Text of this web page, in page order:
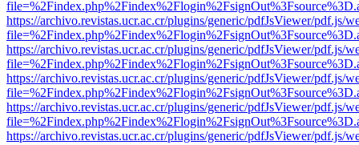
https://archivo.revistas.ucr.ac.cr/plugins/generic/pdfJsViewer/pdf.js/
https://archivo.revistas.ucr.ac.cr/plugins/generic/pdfJsViewer/pdf.js/
https://archivo.revistas.ucr.ac.cr/plugins/generic/pdfJsViewer/pdf.js/
https://archivo.revistas.ucr.ac.cr/plugins/generic/pdfJsViewer/pdf.js/
https://archivo.revistas.ucr.ac.cr/plugins/generic/pdfJsViewer/pdf.js/